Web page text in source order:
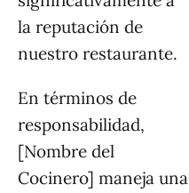
la reputación de
nuestro restaurante.
En términos de
responsabilidad,
[Nombre del
Cocinero] maneja una